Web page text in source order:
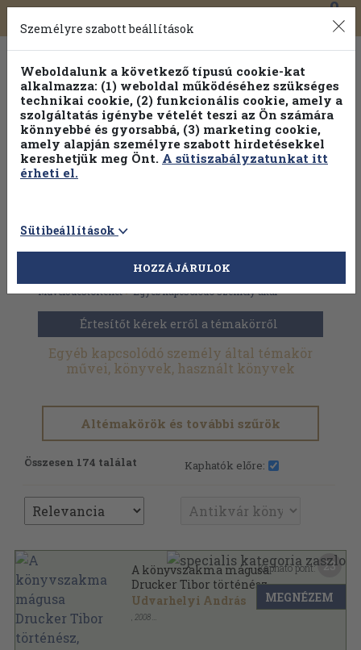
Toggle
navigation
0
Művelődéstörténet>Egyéb kapcsolódó személy által
Értesítőt kérek erről a témakörről
Egyéb kapcsolódó személy által témakör
művei, könyvek, használt könyvek
Altémakörök és további szűrök
Összesen 174 találat Kaphatók előre:
A könyvszakma mágusa
Drucker Tibor történész,
népművelő, könyves (dedikált
példány)
Udvarhelyi András
2008
Kapható pont: 23
MEGNÉZEM
Személyre szabott beállítások
Weboldalunk a következő típusú cookie-kat
alkalmazza: (1) weboldal működéséhez szükséges
technikai cookie, (2) funkcionális cookie, amely a
szolgáltatás igénybe vételét teszi az Ön számára
könnyebbé és gyorsabbá, (3) marketing cookie,
amely alapján személyre szabott hirdetésekkel
kereshetjük meg Önt. A sütiszabályzatunkat itt
érheti el.
Sütibeállítások
HOZZÁJÁRULOK